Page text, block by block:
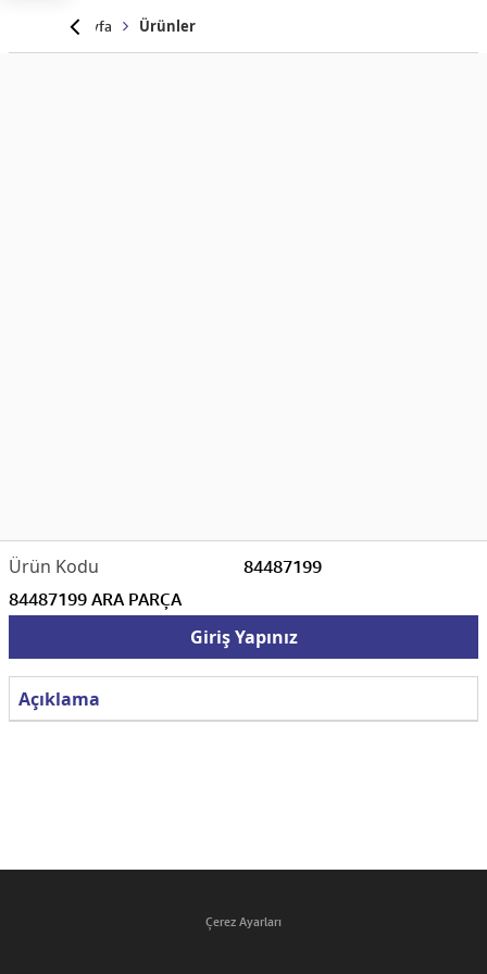
Anasayfa Ürünler
84487199
84487199 ARA PARÇA
Giriş Yapınız
Açıklama
Çerez Ayarları